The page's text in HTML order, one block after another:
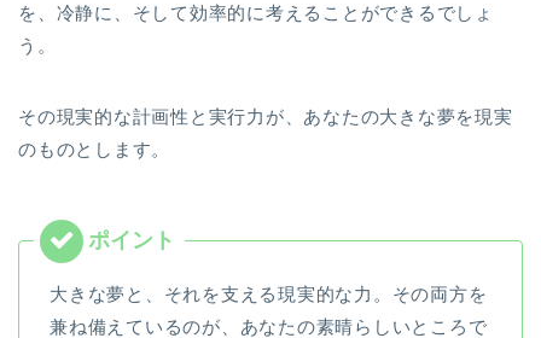
を、冷静に、そして効率的に考えることができるでしょ
う。
その現実的な計画性と実行力が、あなたの大きな夢を現実
のものとします。
大きな夢と、それを支える現実的な力。その両方を
兼ね備えているのが、あなたの素晴らしいところで